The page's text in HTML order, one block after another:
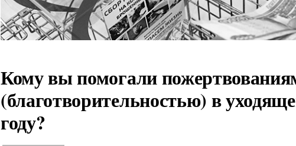
Кому вы помогали
(благотворительностью) в
году?